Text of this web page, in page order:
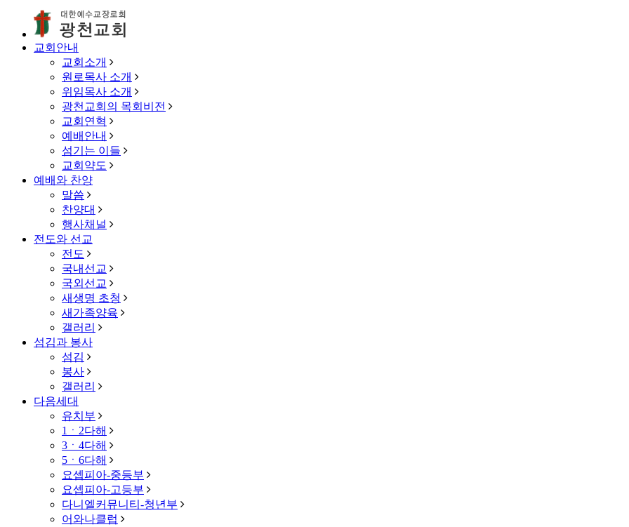
교회안내
교회소개
원로목사 소개
위임목사 소개
광천교회의 목회비전
교회연혁
예배안내
섬기는 이들
교회약도
예배와 찬양
말씀
찬양대
행사채널
전도와 선교
전도
국내선교
국외선교
새생명 초청
새가족양육
갤러리
섬김과 봉사
섬김
봉사
갤러리
다음세대
유치부
1ㆍ2다해
3ㆍ4다해
5ㆍ6다해
요셉피아-중등부
요셉피아-고등부
다니엘커뮤니티-청년부
어와나클럽